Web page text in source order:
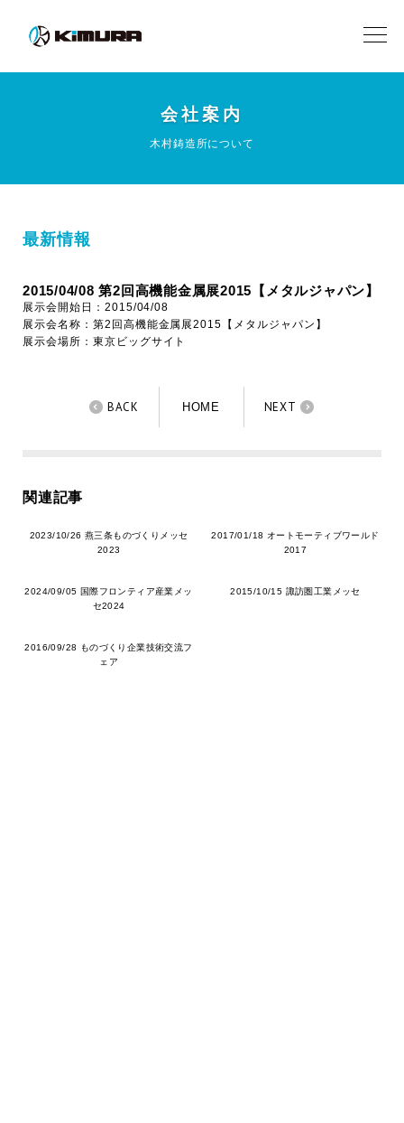
会社案内
木村鋳造所について
最新情報
2015/04/08 第2回高機能金属展2015【メタルジャパン】
展示会開始日：2015/04/08
展示会名称：第2回高機能金属展2015【メタルジャパン】
展示会場所：東京ビッグサイト
BACK HOME NEXT
関連記事
2023/10/26 燕三条ものづくりメッセ
2023
2017/01/18 オートモーティブワールド
2017
2024/09/05 国際フロンティア産業メッ
セ2024
2015/10/15 諏訪圏工業メッセ
2016/09/28 ものづくり企業技術交流フ
ェア